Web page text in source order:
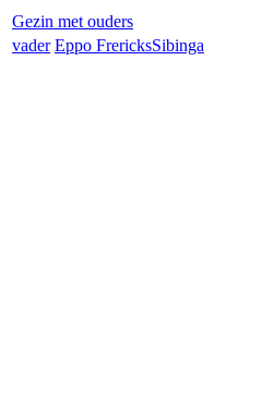
Gezin met ouders
vader Eppo FrericksSibinga